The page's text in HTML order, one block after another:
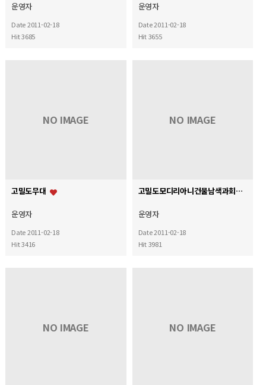
운영자
Date 2011-02-18
Hit 3685
운영자
Date 2011-02-18
Hit 3655
NO IMAGE
고밀도무대
운영자
Date 2011-02-18
Hit 3416
NO IMAGE
고밀도모디리아니건물남색과회색10층
운영자
Date 2011-02-18
Hit 3981
NO IMAGE NO IMAGE